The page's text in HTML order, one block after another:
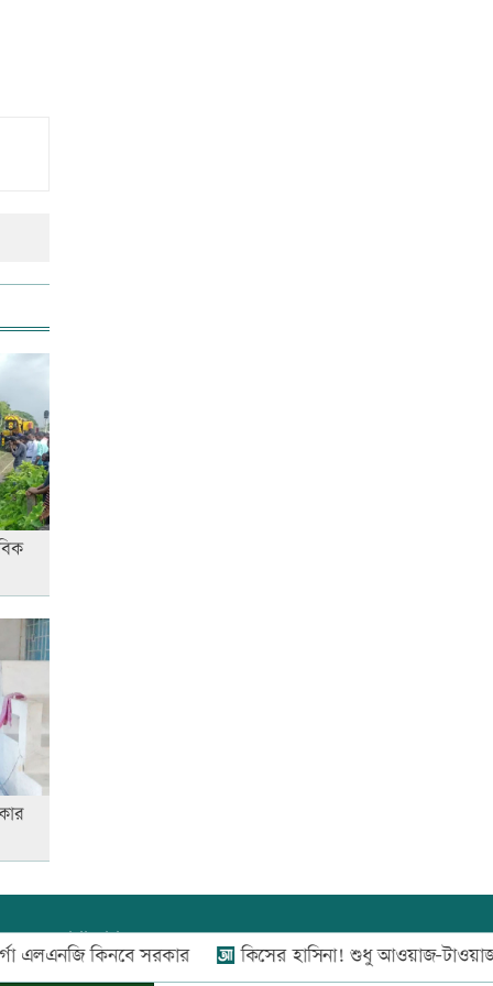
যোগাযোগ:০২-৫৫১১১৬৬০,০১৬০০৩৪৪৩৭০-৭১,
নিউজ রুম:
০১৬০০৩৪৪৩৭২,
কিনবে সরকার কিসের হাসিনা! শুধু আওয়াজ-টাওয়াজ শোনা যায়: